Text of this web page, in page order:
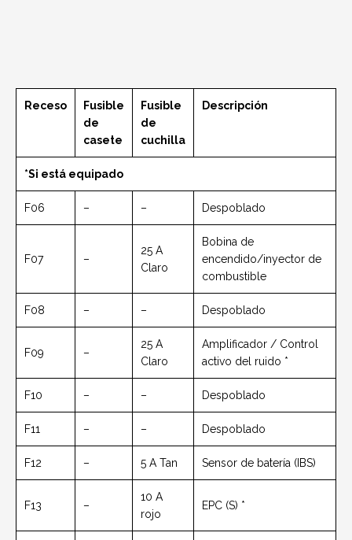
Receso
Fusible
de
casete
Fusible
de
cuchilla
Descripción
*Si está equipado
F06 – – Despoblado
F07 –
25 A
Claro
Bobina de
encendido/inyector de
combustible
F08 – – Despoblado
F09 –
25 A
Claro
Amplificador / Control
activo del ruido *
F10 – – Despoblado
F11 – – Despoblado
F12 – 5 A Tan Sensor de batería (IBS)
F13 –
10 A
rojo
EPC (S) *